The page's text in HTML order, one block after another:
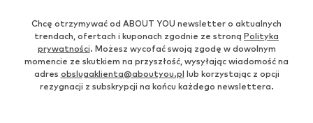
Chcę otrzymywać od ABOUT YOU newsletter o aktualnych
trendach, ofertach i kuponach zgodnie ze stroną Polityka
prywatności. Możesz wycofać swoją zgodę w dowolnym
momencie ze skutkiem na przyszłość, wysyłając wiadomość na
adres obslugaklienta@aboutyou.pl lub korzystając z opcji
rezygnacji z subskrypcji na końcu każdego newslettera.